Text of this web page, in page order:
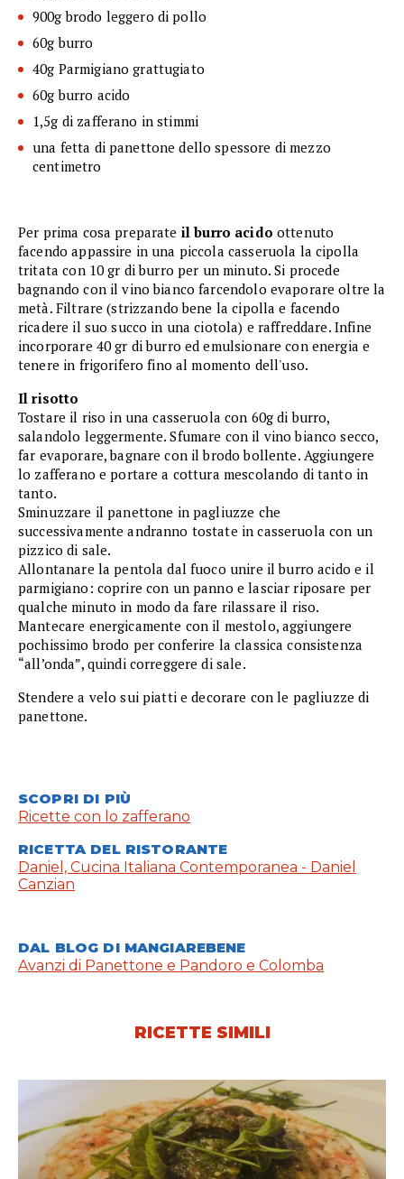
900g brodo leggero di pollo
60g burro
40g Parmigiano grattugiato
60g burro acido
1,5g di zafferano in stimmi
una fetta di panettone dello spessore di mezzo
centimetro
Per prima cosa preparate il burro acido ottenuto
facendo appassire in una piccola casseruola la cipolla
tritata con 10 gr di burro per un minuto. Si procede
bagnando con il vino bianco farcendolo evaporare oltre la
metà. Filtrare (strizzando bene la cipolla e facendo
ricadere il suo succo in una ciotola) e raffreddare. Infine
incorporare 40 gr di burro ed emulsionare con energia e
tenere in frigorifero fino al momento dell'uso.
Il risotto
Tostare il riso in una casseruola con 60g di burro,
salandolo leggermente. Sfumare con il vino bianco secco,
far evaporare, bagnare con il brodo bollente. Aggiungere
lo zafferano e portare a cottura mescolando di tanto in
tanto.
Sminuzzare il panettone in pagliuzze che
successivamente andranno tostate in casseruola con un
pizzico di sale.
Allontanare la pentola dal fuoco unire il burro acido e il
parmigiano: coprire con un panno e lasciar riposare per
qualche minuto in modo da fare rilassare il riso.
Mantecare energicamente con il mestolo, aggiungere
pochissimo brodo per conferire la classica consistenza
“all’onda”, quindi correggere di sale.
Stendere a velo sui piatti e decorare con le pagliuzze di
panettone.
SCOPRI DI PIÙ
Ricette con lo zafferano
RICETTA DEL RISTORANTE
Daniel, Cucina Italiana Contemporanea - Daniel
Canzian
DAL BLOG DI MANGIAREBENE
Avanzi di Panettone e Pandoro e Colomba
RICETTE SIMILI